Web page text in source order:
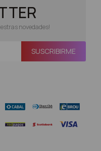
novedades!
SUSCRIBIRME